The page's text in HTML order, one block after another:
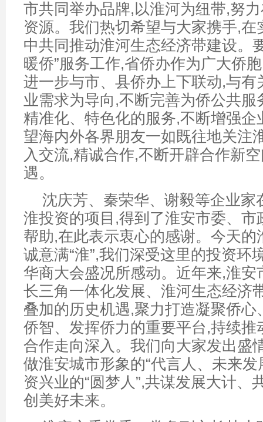
市共同举办品牌,以淮河为纽带,努
资源。我们热切希望与大家携手,在
中共同推动淮河生态经济带建设。
暖侨”服务工作,省侨办作为广大侨
进一步与市、县侨办上下联动,与有
业需求为导向,不断完善为侨公共服
精准化、特色化的服务,不断增强企
望海内外各界朋友一如既往地关注
入交流,精诚合作,不断开辟合作新
遇。
沈庆芳、秦荣华、谢毅等企业家
淮投资的项目,得到了淮安市委、市
帮助,在此表示衷心的感谢。今天的
诚意满“淮”,我们深受这里的投资环
华商大会盛况所感动。近年来,淮安
长三角一体化发展、淮河生态经济
叠加的历史机遇,聚力打造凝聚侨心
侨智、发挥侨力的重要平台,持续推
合作走向深入。我们向大家发出盛
做淮安城市形象的“代言人、未来发
资兴业的“圆梦人”,共谋发展大计、
创美好未来。